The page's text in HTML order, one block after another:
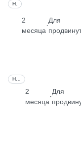
НАВЫК
2
месяца
·
Для
2
месяца
·
Для